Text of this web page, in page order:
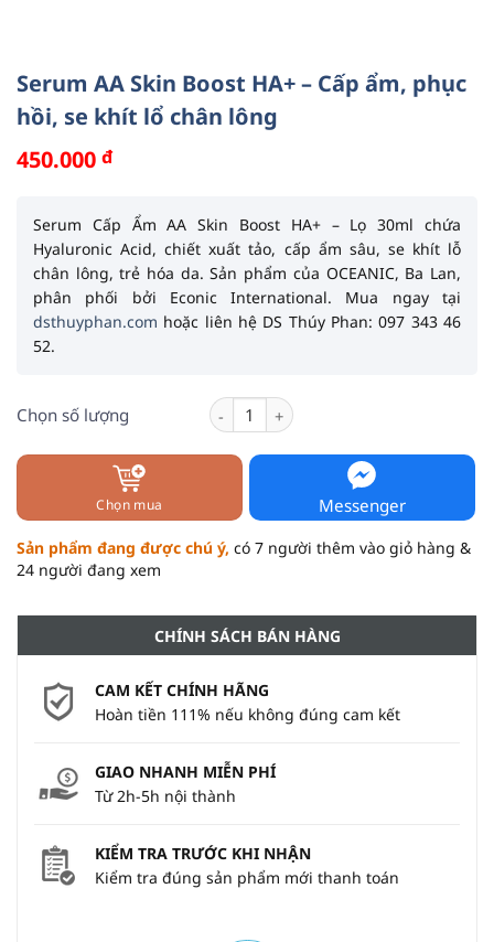
Serum AA Skin Boost HA+ – Cấp ẩm, phục
hồi, se khít lổ chân lông
450.000 đ
Serum Cấp Ẩm AA Skin Boost HA+ – Lọ 30ml chứa
Hyaluronic Acid, chiết xuất tảo, cấp ẩm sâu, se khít lỗ
chân lông, trẻ hóa da. Sản phẩm của OCEANIC, Ba Lan,
phân phối bởi Econic International. Mua ngay tại
dsthuyphan.com hoặc liên hệ DS Thúy Phan: 097 343 46
52.
Chọn số lượng Serum AA Skin Boost HA+ - Cấp
Chọn mua Messenger
Sản phẩm đang được chú ý, có 7 người thêm vào giỏ hàng &
24 người đang xem
CHÍNH SÁCH BÁN HÀNG
CAM KẾT CHÍNH HÃNG
Hoàn tiền 111% nếu không đúng cam kết
GIAO NHANH MIỄN PHÍ
Từ 2h-5h nội thành
KIỂM TRA TRƯỚC KHI NHẬN
Kiểm tra đúng sản phẩm mới thanh toán